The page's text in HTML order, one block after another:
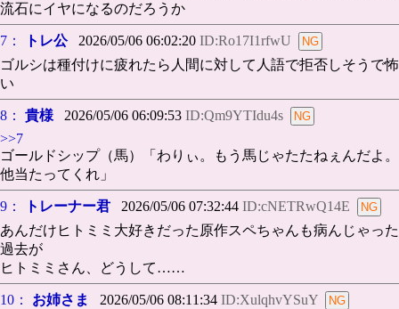
流石にイヤになるのだろうか
7： トレ公2026/05/06 06:02:20 ID:Ro17I1rfwU
ゴルシは種付けに疲れたら人間に対して人語で拒否しそうで怖
い
8： 貴様 2026/05/06 06:09:53 ID:Qm9YTIdu4s
>>7
ゴールドシップ（馬）「わりぃ。もう馬じゃたたねぇんだよ。
他当たってくれ」
9： トレーナー君 2026/05/06 07:32:44 ID:cNETRwQ14E
あんだけヒトミミ大好きだった原作スペちゃんも病んじゃった
過去が
ヒトミミさん、どうして……
10： お姉さま 2026/05/06 08:11:34 ID:XulqhvYSuY